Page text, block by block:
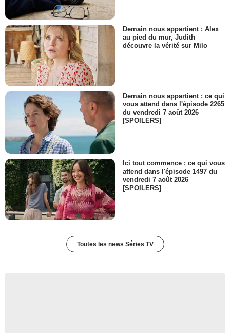
Demain nous appartient : Alex
au pied du mur, Judith
découvre la vérité sur Milo
Demain nous appartient : ce qui
vous attend dans l'épisode 2265
du vendredi 7 août 2026
[SPOILERS]
Ici tout commence : ce qui vous
attend dans l'épisode 1497 du
vendredi 7 août 2026
[SPOILERS]
Toutes les news Séries TV